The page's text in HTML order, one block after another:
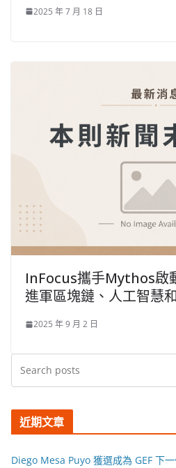
2025 年 7 月 18 日
InFocus攜手Mythos啟
進軍區塊鏈、人工智慧
2025 年 9 月 2 日
近期文章
Diego Mesa Puyo 獲選成為 GEF 下